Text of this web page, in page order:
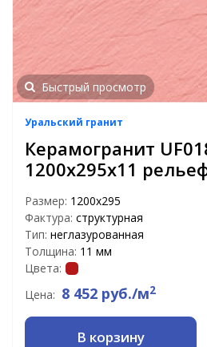
Быстрый просмотр
Уральский гранит
Керамогранит
1200х295х11
Размер: 1200х295
Фактура: структурная
Тип: неглазурованная
Толщина: 11 мм
Цвета:
Цена: 8 452 руб./м2
В корзину